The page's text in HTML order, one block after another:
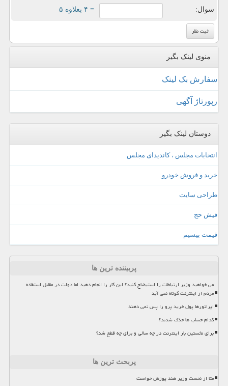
سوال: = ۴ بعلاوه ۵
منوی لینک بگیر
سفارش بک لینک
رپورتاژ آگهی
دوستان لینک بگیر
انتخابات مجلس ، کاندیدای مجلس
خرید و فروش خودرو
طراحی سایت
فیش حج
قیمت بیسیم
پربیننده ترین ها
می خواهید وزیر ارتباطات را استیضاح کنید؟ این کار را انجام دهید اما دولت در مقابل استفاده
مردم از اینترنت کوتاه نمی آید
اپراتورها پول خرید پرو را پس نمی دهند
کدام حساب ها حذف شدند؟
برای نخستین بار اینترنت در چه سالی و برای چه قطع شد؟
پربحث ترین ها
متا از نخست وزیر هند پوزش خواست